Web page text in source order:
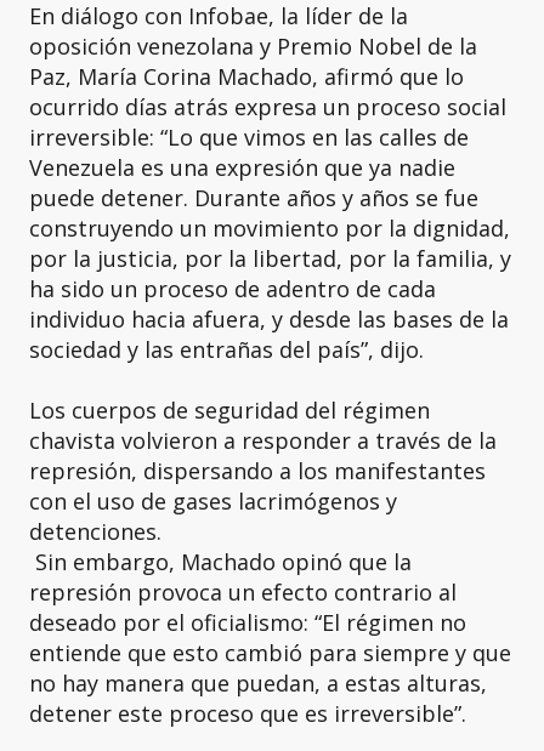
En diálogo con Infobae, la líder de la
oposición venezolana y Premio Nobel de la
Paz, María Corina Machado, afirmó que lo
ocurrido días atrás expresa un proceso social
irreversible: “Lo que vimos en las calles de
Venezuela es una expresión que ya nadie
puede detener. Durante años y años se fue
construyendo un movimiento por la dignidad,
por la justicia, por la libertad, por la familia, y
ha sido un proceso de adentro de cada
individuo hacia afuera, y desde las bases de la
sociedad y las entrañas del país”, dijo.
Los cuerpos de seguridad del régimen
chavista volvieron a responder a través de la
represión, dispersando a los manifestantes
con el uso de gases lacrimógenos y
detenciones.
Sin embargo, Machado opinó que la
represión provoca un efecto contrario al
deseado por el oficialismo: “El régimen no
entiende que esto cambió para siempre y que
no hay manera que puedan, a estas alturas,
detener este proceso que es irreversible”.